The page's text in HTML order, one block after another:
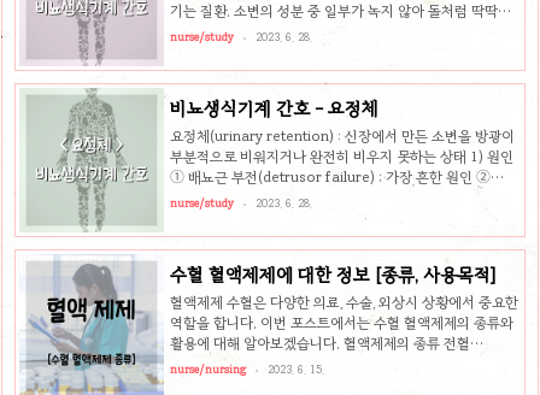
기는 질환. 소변의 성분 중 일부가 녹지 않아 돌처럼 딱딱해
지는 것 위치에 따라 신결석·요관결석·방광결석으로 나뉘고,
는 질환 2) 원인 - 가족력(4배) / 유전, 비만 / 남자> 여자(2
감염 및 IBD(염증성 장질환) / 요정체 - 식이: 단백질, 당분과
량섭취, 고용량 비타민 C, D 과량섭취 - 부갑상선 기능 항진:
혈중칼슘농도 높아짐 - 요중 침전물: 칼슘, 요산, 인산 등 - 퓨
린대사 변화: 퓨린 과다섭취, 요산생성증 약물이나 대사 외인
성 스테로이드, f..
nurse/study 2023. 6. 28.
비뇨생식기계 간호 - 요정체
요정체(urinary retention) : 신장에서 만든 소변을 방광이
부분적으로 비워지거나 완전히 비우지 못하는 상태 1) 원인
① 배뇨근 부전(detrusor failure) ; 가장 흔한 원인 ②
BPH(전립선 비대): 남성 요정체의 주요 원인 ③요도협착, 약
물(삼환계 항우울제), 배뇨근-괄약근 실조 ④ 결석, 혈괴, 종
양, 방광경부 경축, 여성의 생식기 손상 ⑤ 당뇨, 뇌졸중, 척수
전신마취 ⑧ 여성은 질 후벽의 탈출 ⑨ 구조적인 기형, 정신
적인 원인 등 2) 병태생리 ① 요정체는 요로감염과 결석을
형성하고 요로계 구조의 손상 야기 ② 방광에 소변 계속 차
있으면 방광내압 상승 → 배뇨근 두꺼워지고 요로게실 형성
→ 요도 섬유화 → 신우..
nurse/study 2023. 6. 28.
수혈 혈액제제에 대한 정보 [종류, 사용목적]
혈액제제 수혈은 다양한 의료, 수술, 외상시 상황에서 중요한
역할을 합니다. 이번 포스트에서는 수혈 혈액제제의 종류와
활용에 대해 알아보겠습니다. 혈액제제의 종류 전혈
(Whole blood) - 전혈은 가장 기본적인 형태의 혈액제제
nurse/nursing 2023. 6. 15.